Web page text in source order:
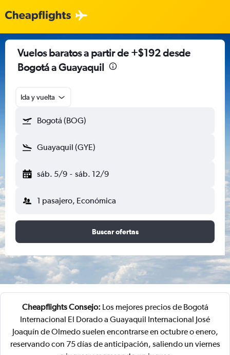
Vuelos baratos a partir de +$192 desde
Bogotá a Guayaquil
Ida y vuelta
Bogotá (BOG)
Guayaquil (GYE)
sáb. 5/9 - sáb. 12/9
1 pasajero, Económica
Buscar ofertas
Cheapflights Consejo: Los mejores precios de Bogotá
Internacional El Dorado a Guayaquil Internacional José
Joaquín de Olmedo suelen encontrarse en octubre o enero,
reservando con 75 días de anticipación, saliendo un viernes